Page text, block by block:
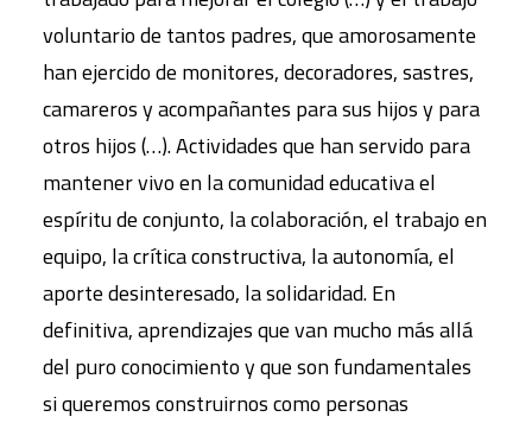
voluntario de tantos padres, que amorosamente
han ejercido de monitores, decoradores, sastres,
camareros y acompañantes para sus hijos y para
otros hijos (…). Actividades que han servido para
mantener vivo en la comunidad educativa el
espíritu de conjunto, la colaboración, el trabajo en
equipo, la crítica constructiva, la autonomía, el
aporte desinteresado, la solidaridad. En
definitiva, aprendizajes que van mucho más allá
del puro conocimiento y que son fundamentales
si queremos construirnos como personas